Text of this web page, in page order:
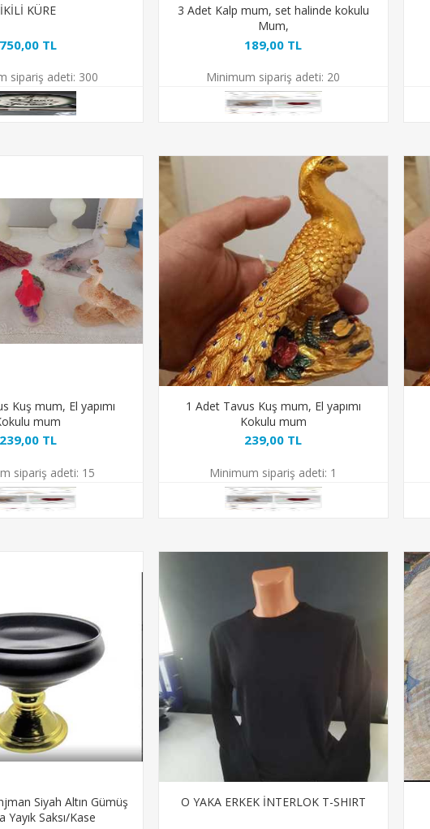
İKİLİ KÜRE
750,00 TL
sipariş adeti: 300
3 Adet Kalp mum, set halinde kokulu
Mum,
189,00 TL
Minimum sipariş adeti: 20
Kuş mum, El yapımı
mum
239,00 TL
sipariş adeti: 15
1 Adet Tavus Kuş mum, El yapımı
Kokulu mum
239,00 TL
Minimum sipariş adeti: 1
Siyah Altın Gümüş
Yayık Saksı/Kase
O YAKA ERKEK İNTERLOK T-SHIRT